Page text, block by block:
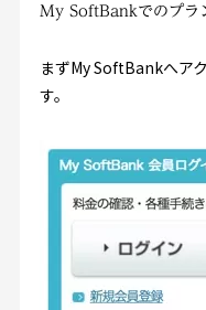
My SoftBankでのプラ
まずMy SoftBankへア
す。